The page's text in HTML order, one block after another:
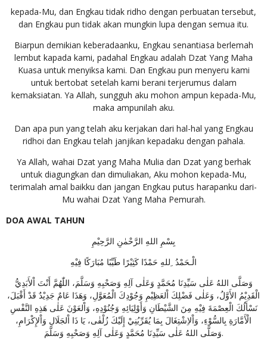
kepada-Mu, dan Engkau tidak ridho dengan perbuatan tersebut,
dan Engkau pun tidak akan mungkin lupa dengan semua itu.
Biarpun demikian keberadaanku, Engkau senantiasa berlemah
lembut kapada kami, padahal Engkau adalah Dzat Yang Maha
Kuasa untuk menyiksa kami. Dan Engkau pun menyeru kami
untuk bertobat setelah kami berani terjerumus dalam
kemaksiatan. Ya Allah, sungguh aku mohon ampun kepada-Mu,
maka ampunilah aku.
Dan apa pun yang telah aku kerjakan dari hal-hal yang Engkau
ridhoi dan Engkau telah janjikan kepadaku dengan pahala.
Ya Allah, wahai Dzat yang Maha Mulia dan Dzat yang berhak
untuk diagungkan dan dimuliakan, Aku mohon kepada-Mu,
terimalah amal baikku dan jangan Engkau putus harapanku dari-
Mu wahai Dzat Yang Maha Pemurah.
DOA AWAL TAHUN
بِسْمِ اللهِ الرَّحْمٰنِ الرَّحِيْمِ
الْـحَمْدُ ِللهِ حَمْدًا كَثِيْرًا طَيِّبًا مُبَارَكًا فِيْهِ
وَصَلَّى اللهُ عَلٰى سَيِّدِنَا مُحَمَّدٍ وَعَلٰى آلِهِ وَصَحْبِهِ وَسَلَّمَ، اللّٰهُمَّ أَنْتَ اْلأَبَدِيُّ
الْقَدِيْمُ الأَوَّلُ، وَعَلٰى فَضْلِكَ اْلعَظِيْمِ وَجُوْدِكَ الْمُعَوَّلِ، وَهَذَا عَامٌ جَدِيْدٌ قَدْ أَقْبَلَ،
نَسْأَلُكَ الْعِصْمَةَ فِيْهِ مِنَ الشَّيْطَانِ وَأَوْلِيَائِهِ وَجُنُوْدِهِ، وَاْلعَوْنَ عَلٰى هَذِهِ النَّفْسِ
الْأَمَّارَةِ بِالسُّوْءِ، وَاْلاِشْتِغَالَ بِمَا يُقَرِّبُنِيْ إِلَيْكَ زُلْفٰى، يَا ذَا اْلجَلَالِ وَاْلإِكْرَامِ،
وَصَلَّى اللهُ عَلٰى سَيِّدِنَا مُحَمَّدٍ وَعَلٰى آلِهِ وَصَحْبِهِ وَسَلَّمَ.